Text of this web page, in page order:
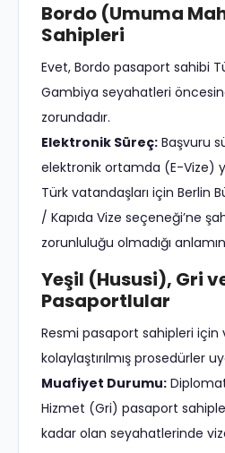
Bordo (Umuma
Sahipleri
Evet, Bordo pasaport sahibi
Gambiya seyahatleri
zorundadır.
Elektronik Süreç: Başvuru
elektronik ortamda (E-Vize)
Türk vatandaşları için Berlin
/ Kapıda Vize seçeneği’ne
zorunluluğu olmadığı
Yeşil (Hususi), Gri
Pasaportlular
Resmi pasaport sahipleri
kolaylaştırılmış prosedürler
Muafiyet Durumu:
Hizmet (Gri) pasaport
kadar olan seyahatlerinde